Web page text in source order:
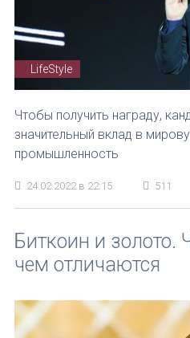
LifeStyle
Чтобы получить награду,
значительный вклад в
промышленность
24.02.2022 в 22:15 511
Биткоин и
чем отличаются